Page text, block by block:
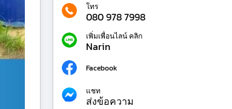
โทร
080 978 7998
เพิ่มเพื่อนไลน์ คลิก
Narin
Facebook
แชท
ส่งข้อความ